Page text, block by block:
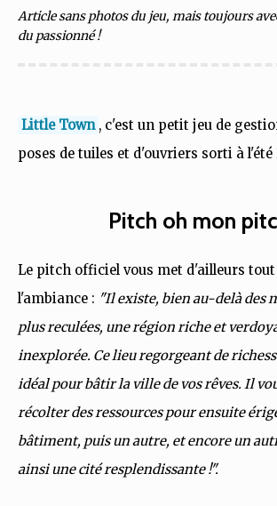
Article sans photos du jeu, mais toujours
du passionné !
Little Town , c'est un petit jeu de
poses de tuiles et d'ouvriers sorti à l'été
Pitch oh mon
Le pitch officiel vous met d'ailleurs tout
l'ambiance : "Il existe, bien au-delà des
plus reculées, une région riche et
inexplorée. Ce lieu regorgeant de
idéal pour bâtir la ville de vos rêves. Il
récolter des ressources pour ensuite
bâtiment, puis un autre, et encore un
ainsi une cité resplendissante !".